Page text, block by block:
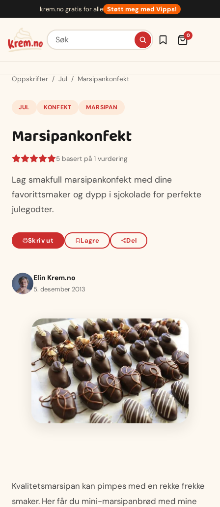
innhold
krem.no gratis for alle Støtt meg med Vipps!
Søk etter oppskrifter 0
Oppskrifter / Jul / Marsipankonfekt
JUL KONFEKT MARSIPAN
Marsipankonfekt
5 basert på 1 vurdering
Lag smakfull marsipankonfekt med dine
favorittsmaker og dypp i sjokolade for perfekte
julegodter.
Skriv ut Lagre Del
Elin Krem.no
5. desember 2013
Kvalitetsmarsipan kan pimpes med en rekke frekke
smaker. Her får du mini-marsipanbrød med mine